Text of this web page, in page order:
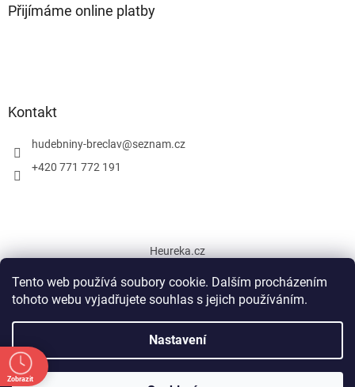
Tento web používá soubory cookie. Dalším procházením
tohoto webu vyjadřujete souhlas s jejich používáním.
Nastavení
Přijímáme online platby
Kontakt
hudebniny-breclav@seznam.cz
+420 771 772 191
Heureka.cz
Copyright 2026
Zobrazit